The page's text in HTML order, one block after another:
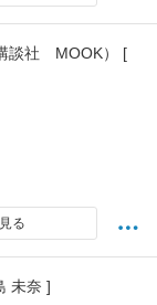
談社 MOOK） [
る
未奈 ]